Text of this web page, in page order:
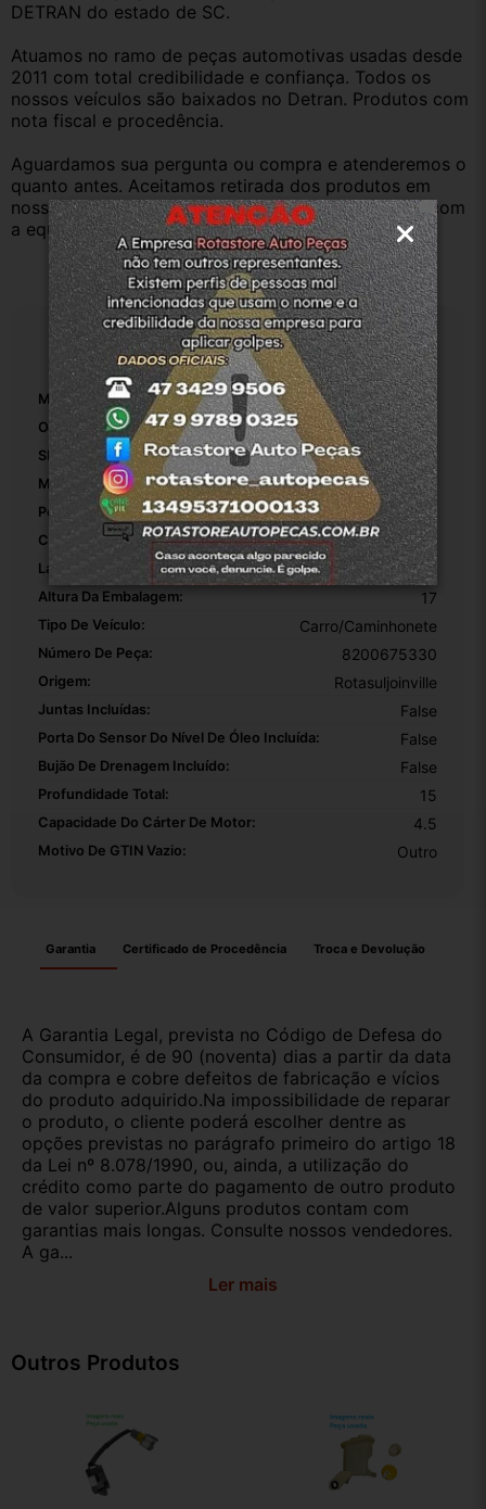
DETRAN do estado de SC.
Atuamos no ramo de peças automotivas usadas desde
2011 com total credibilidade e confiança. Todos os
nossos veículos são baixados no Detran. Produtos com
nota fiscal e procedência.
Aguardamos sua pergunta ou compra e atenderemos o
quanto antes. Aceitamos retirada dos produtos em
nossa loja física também, basta entrar em contato com
a equipe Rotasul e tiramos suas dúvidas.
Especificações
Marca: Renault
OEM: 1
SKU: 4-8944
Modelo: Clio 2008 1.0 16v
Peso Da Embalagem: 1.100
Comprimento Da Embalagem: 44
Largura Da Embalagem: 25
Altura Da Embalagem: 17
Tipo De Veículo: Carro/Caminhonete
Número De Peça: 8200675330
Origem: Rotasuljoinville
Juntas Incluídas: False
Porta Do Sensor Do Nível De Óleo Incluída: False
Bujão De Drenagem Incluído: False
Profundidade Total: 15
Capacidade Do Cárter De Motor: 4.5
Motivo De GTIN Vazio: Outro
Garantia Certificado de Procedência Troca e Devolução
A Garantia Legal, prevista no Código de Defesa do
Consumidor, é de 90 (noventa) dias a partir da data
da compra e cobre defeitos de fabricação e vícios
do produto adquirido.Na impossibilidade de reparar
o produto, o cliente poderá escolher dentre as
opções previstas no parágrafo primeiro do artigo 18
da Lei nº 8.078/1990, ou, ainda, a utilização do
crédito como parte do pagamento de outro produto
de valor superior.Alguns produtos contam com
garantias mais longas. Consulte nossos vendedores.
A ga...
Ler mais
Outros Produtos